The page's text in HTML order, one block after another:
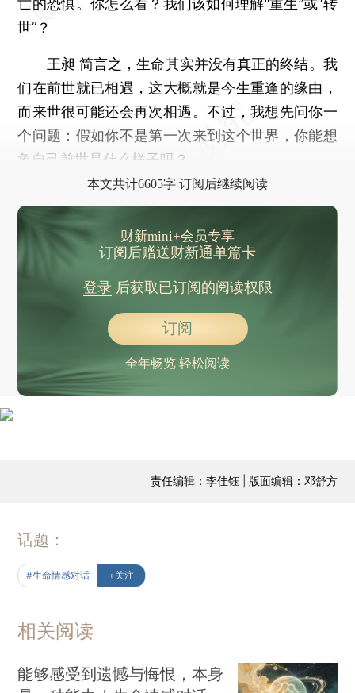
世”？
王昶 简言之，生命其实并没有真正的终结。我
们在前世就已相遇，这大概就是今生重逢的缘由，
而来世很可能还会再次相遇。不过，我想先问你一
个问题：假如你不是第一次来到这个世界，你能想
象自己前世是什么样子吗？
本文共计6605字 订阅后继续阅读
财新mini+会员专享
订阅后赠送财新通单篇卡
登录后获取已订阅的阅读权限
订阅
全年畅览 轻松阅读
责任编辑：李佳钰 | 版面编辑：邓舒方
话题：
#生命情感对话 +关注
相关阅读
能够感受到遗憾与悔恨，本身